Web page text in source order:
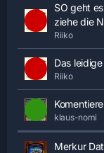
SO geht
ziehe die
Riiko
Das
Riiko
klaus-nomi
Merkur